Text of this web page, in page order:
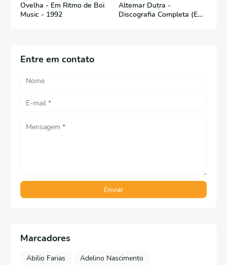
Ovelha - Em Ritmo de Boi
Music - 1992
Altemar Dutra -
Discografia Completa (Em
Entre em contato
Marcadores
Abilio Farias
Adelino Nascimento